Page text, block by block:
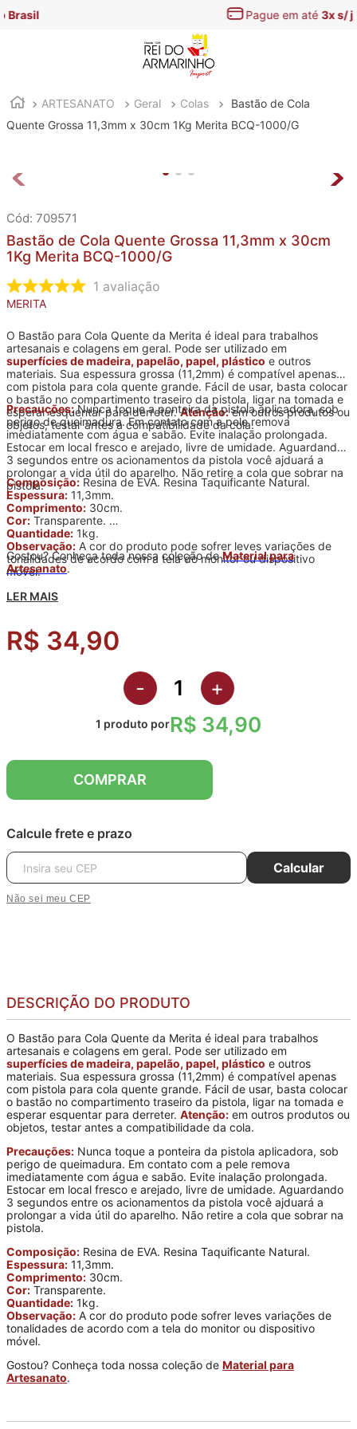
3x s/ juros
ARTESANATO Geral Colas
Bastão de Cola
Quente Grossa 11,3mm x 30cm 1Kg Merita BCQ-1000/G
: 709571
Bastão de Cola Quente Grossa 11,3mm x 30cm
1Kg Merita BCQ-1000/G
1 avaliação
MERITA
O Bastão para Cola Quente da Merita é ideal para trabalhos
artesanais e colagens em geral. Pode ser utilizado em
superfícies de madeira, papelão, papel, plástico e outros
materiais. Sua espessura grossa (11,2mm) é compatível apenas
com pistola para cola quente grande. Fácil de usar, basta colocar
o bastão no compartimento traseiro da pistola, ligar na tomada e
esperar esquentar para derreter.Atenção:em outros produtos ou
objetos, testar antes a compatibilidade da cola.
Precauções:Nunca toque a ponteira da pistola aplicadora, sob
perigo de queimadura. Em contato com a pele remova
imediatamente com água e sabão. Evite inalação prolongada.
Estocar em local fresco e arejado, livre de umidade. Aguardando
3 segundos entre os acionamentos da pistola você ajduará a
prolongar a vida útil do aparelho. Não retire a cola que sobrar na
pistola.
Composição: Resina de EVA. Resina Taquificante Natural.
Espessura: 11,3mm.
Comprimento: 30cm.
Cor: Transparente.
Quantidade: 1kg.
Observação: A cor do produto pode sofrer leves variações de
tonalidades de acordo com a tela do monitor ou dispositivo
móvel.
Gostou? Conheça toda nossa coleção deMaterial para
Artesanato.
LER MAIS
R$ 34,90
- +
1 produto porR$ 34,90
COMPRAR
Calcule frete e prazo
Calcular
Não sei meu CEP
DESCRIÇÃO DO PRODUTO
O Bastão para Cola Quente da Merita é ideal para trabalhos
artesanais e colagens em geral. Pode ser utilizado em
superfícies de madeira, papelão, papel, plástico e outros
materiais. Sua espessura grossa (11,2mm) é compatível apenas
com pistola para cola quente grande. Fácil de usar, basta colocar
o bastão no compartimento traseiro da pistola, ligar na tomada e
esperar esquentar para derreter. Atenção: em outros produtos ou
objetos, testar antes a compatibilidade da cola.
Precauções: Nunca toque a ponteira da pistola aplicadora, sob
perigo de queimadura. Em contato com a pele remova
imediatamente com água e sabão. Evite inalação prolongada.
Estocar em local fresco e arejado, livre de umidade. Aguardando
3 segundos entre os acionamentos da pistola você ajduará a
prolongar a vida útil do aparelho. Não retire a cola que sobrar na
pistola.
Composição: Resina de EVA. Resina Taquificante Natural.
Espessura: 11,3mm.
Comprimento: 30cm.
Cor: Transparente.
Quantidade: 1kg.
Observação: A cor do produto pode sofrer leves variações de
tonalidades de acordo com a tela do monitor ou dispositivo
móvel.
Gostou? Conheça toda nossa coleção de Material para
Artesanato.